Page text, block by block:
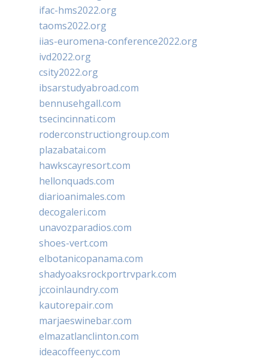
ifac-hms2022.org
taoms2022.org
iias-euromena-conference2022.org
ivd2022.org
csity2022.org
ibsarstudyabroad.com
bennusehgall.com
tsecincinnati.com
roderconstructiongroup.com
plazabatai.com
hawkscayresort.com
hellonquads.com
diarioanimales.com
decogaleri.com
unavozparadios.com
shoes-vert.com
elbotanicopanama.com
shadyoaksrockportrvpark.com
jccoinlaundry.com
kautorepair.com
marjaeswinebar.com
elmazatlanclinton.com
ideacoffeenyc.com